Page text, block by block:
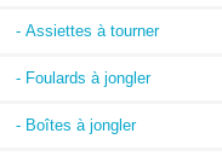
- Assiettes à tourner
- Foulards à jongler
- Boîtes à jongler